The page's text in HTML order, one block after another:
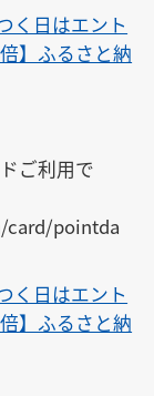
く日はエント
】ふるさと納
ご利用で
card/pointda
く日はエント
】ふるさと納